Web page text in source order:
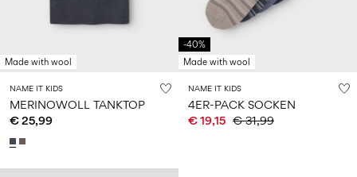
Made with wool
NAME IT KIDS
MERINOWOLL TANKTOP
€ 25,99
-40%
Made with wool
NAME IT KIDS
4ER-PACK SOCKEN
€ 19,15 € 31,99